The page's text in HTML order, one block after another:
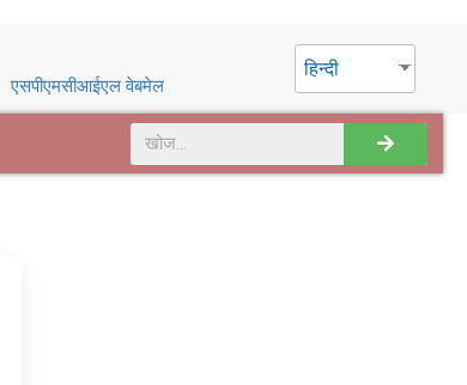
एसपीएमसीआईएल वेबमेल
हिन्दी